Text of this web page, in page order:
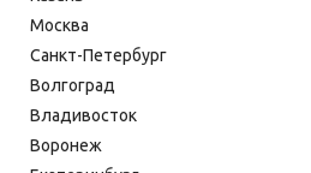
Москва
Санкт-Петербург
Волгоград
Владивосток
Воронеж